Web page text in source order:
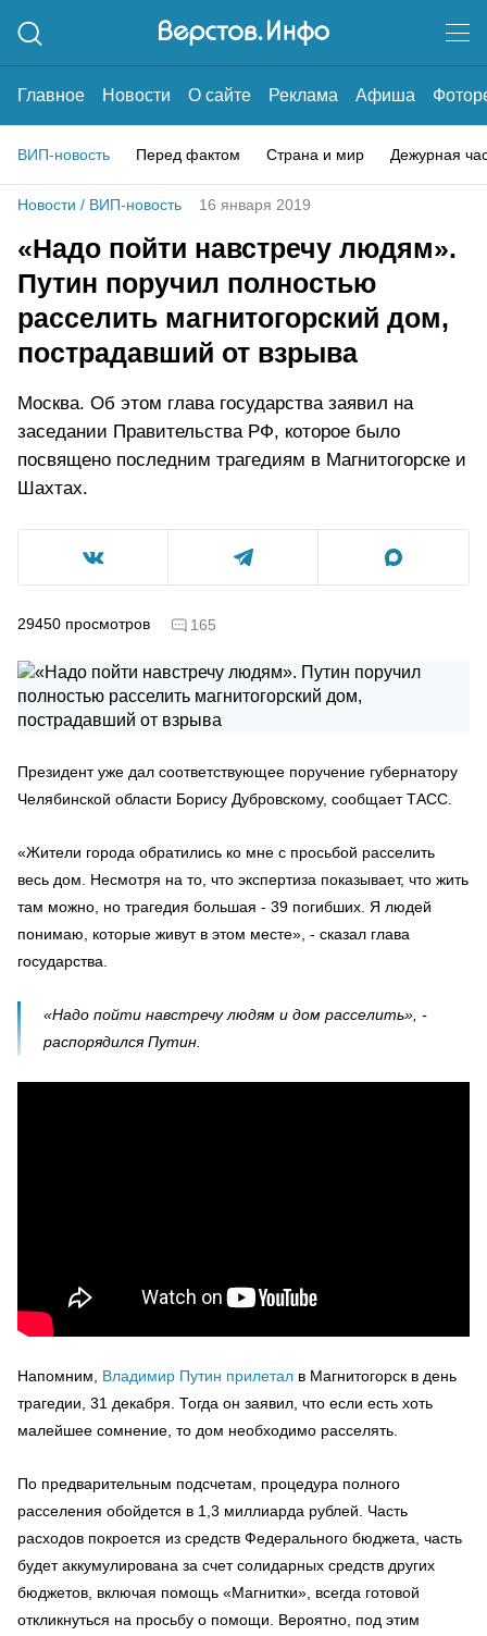
Главное Новости О сайте Реклама Афиша
ВИП-новость Перед фактом Страна и мир Дежурная
Новости / ВИП-новость 16 января 2019
«Надо пойти навстречу людям».
Путин поручил полностью
расселить магнитогорский дом,
пострадавший от взрыва
Москва. Об этом глава государства заявил на
заседании Правительства РФ, которое было
посвящено последним трагедиям в Магнитогорске и
Шахтах.
29450 просмотров 165
Президент уже дал соответствующее поручение губернатору
Челябинской области Борису Дубровскому, сообщает ТАСС.
«Жители города обратились ко мне с просьбой расселить
весь дом. Несмотря на то, что экспертиза показывает, что жить
там можно, но трагедия большая - 39 погибших. Я людей
понимаю, которые живут в этом месте», - сказал глава
государства.
«Надо пойти навстречу людям и дом расселить», -
распорядился Путин.
Напомним, Владимир Путин прилетал в Магнитогорск в день
трагедии, 31 декабря. Тогда он заявил, что если есть хоть
малейшее сомнение, то дом необходимо расселять.
По предварительным подсчетам, процедура полного
расселения обойдется в 1,3 миллиарда рублей. Часть
расходов покроется из средств Федерального бюджета, часть
будет аккумулирована за счет солидарных средств других
бюджетов, включая помощь «Магнитки», всегда готовой
откликнуться на просьбу о помощи. Вероятно, под этим